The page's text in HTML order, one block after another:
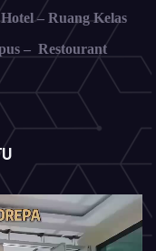
– Ruang Kelas
– Restourant